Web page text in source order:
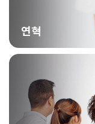
연혁